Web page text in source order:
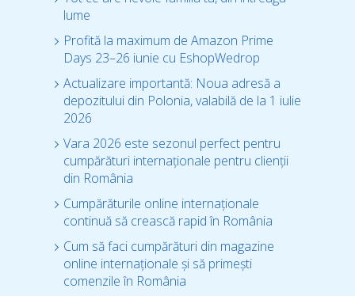
lume
Profită la maximum de Amazon Prime
Days 23–26 iunie cu EshopWedrop
Actualizare importantă: Noua adresă a
depozitului din Polonia, valabilă de la 1 iulie
2026
Vara 2026 este sezonul perfect pentru
cumpărături internaționale pentru clienții
din România
Cumpărăturile online internaționale
continuă să crească rapid în România
Cum să faci cumpărături din magazine
online internaționale și să primești
comenzile în România